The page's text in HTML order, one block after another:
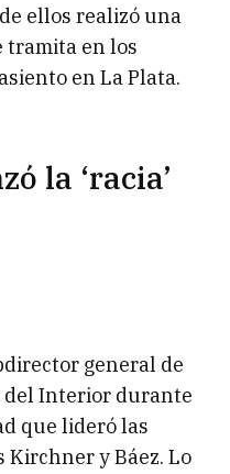
ellos realizó una
tramita en los
en La Plata.
la ‘racia’
general de
del Interior durante
que lideró las
Kirchner y Báez. Lo